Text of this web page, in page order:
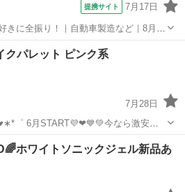
提携サイト 7月17日
きに全振り！｜自動車製造など｜8月入
半年後には時給2,050円！さらに長く働
その他
パレット ピンク系
7月28日
゜ 6月START💜❤💙💚今なら激安価
軽に質問等お問い合わせ下さいませm(_ _)m 何...
メイクアップ ピンク
ホワイトソニックジェル新品あ